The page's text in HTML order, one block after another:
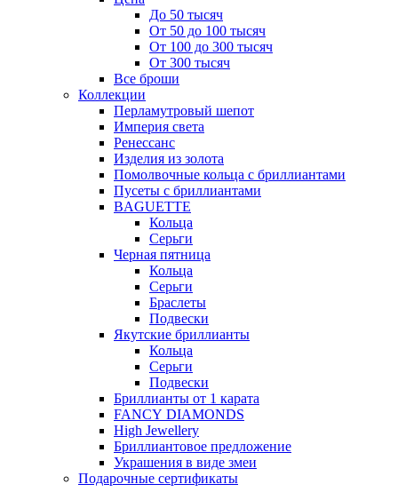
До 50 тысяч
От 50 до 100 тысяч
От 100 до 300 тысяч
От 300 тысяч
Все броши
Коллекции
Перламутровый шепот
Империя света
Ренессанс
Изделия из золота
Помолвочные кольца с бриллиантами
Пусеты с бриллиантами
BAGUETTE
Кольца
Серьги
Черная пятница
Кольца
Серьги
Браслеты
Подвески
Якутские бриллианты
Кольца
Серьги
Подвески
Бриллианты от 1 карата
FANCY DIAMONDS
High Jewellery
Бриллиантовое предложение
Украшения в виде змеи
Подарочные сертификаты